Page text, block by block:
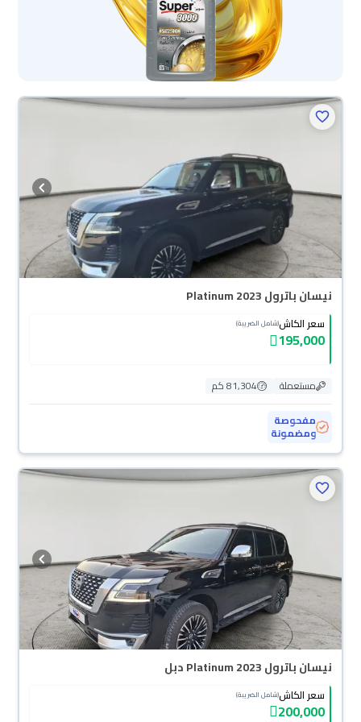
نيسان باترول Platinum 2023
سعر الكاش(شامل الضريبة)
195,000
مستعملة
81,304 كم
مفحوصة
ومضمونة
نيسان باترول Platinum 2023 دبل
سعر الكاش(شامل الضريبة)
200,000